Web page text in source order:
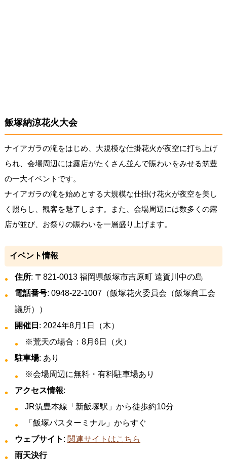
飯塚納涼花火大会
ナイアガラの滝をはじめ、大規模な仕掛花火が夜空に打ち上げ
られ、会場周辺には露店がたくさん並んで賑わいをみせる筑豊
の一大イベントです。
ナイアガラの滝を始めとする大規模な仕掛け花火が夜空を美し
く照らし、観客を魅了します。また、会場周辺には数多くの露
店が並び、お祭りの賑わいを一層盛り上げます。
イベント情報
住所: 〒821-0013 福岡県飯塚市吉原町 遠賀川中の島
電話番号: 0948-22-1007（飯塚花火委員会（飯塚商工会
議所））
開催日 : 2024年8月1日（木）
※荒天の場合：8月6日（火）
駐車場: あり
※会場周辺に無料・有料駐車場あり
アクセス情報:
JR筑豊本線「新飯塚駅」から徒歩約10分
「飯塚バスターミナル」からすぐ
ウェブサイト : 関連サイトはこちら
雨天決行